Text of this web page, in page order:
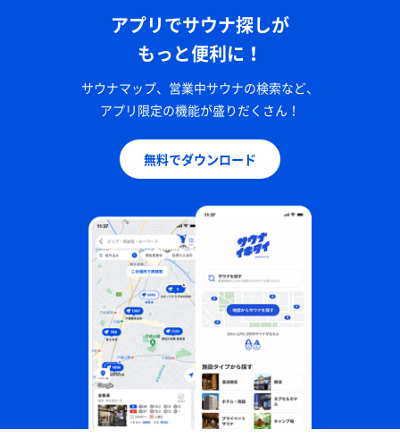
アプリでサウナ探しが
もっと便利に！
サウナマップ、営業中サウナの検索など、
アプリ限定の機能が盛りだくさん！
無料でダウンロード